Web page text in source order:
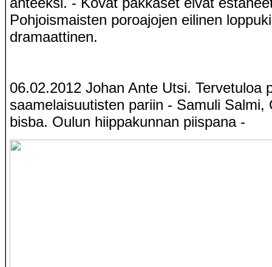
Pohjoismaisten poroajojen eilinen
dramaattinen.
06.02.2012 Johan Ante Utsi. Tervetuloa
saamelaisuutisten pariin - Samuli Salmi,
bisba. Oulun hiippakunnan piispana -